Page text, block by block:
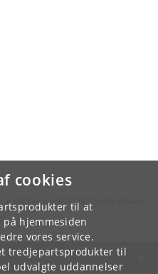
cookies
til at
hjemmesiden
vores service.
tredjepartsprodukter til
udvalgte uddannelser
du henvende dig til din lokale